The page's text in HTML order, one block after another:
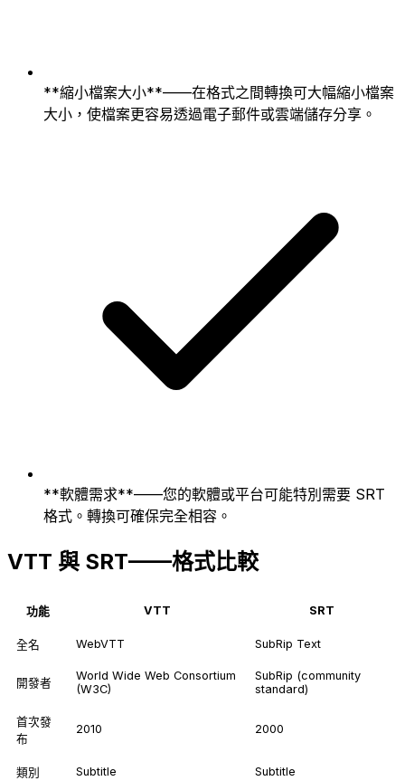
**縮小檔案大小**——在格式之間轉換可大幅縮小檔案
大小，使檔案更容易透過電子郵件或雲端儲存分享。
**軟體需求**——您的軟體或平台可能特別需要 SRT
格式。轉換可確保完全相容。
VTT 與 SRT——格式比較
功能 VTT SRT
全名 WebVTT SubRip Text
開發者
World Wide Web Consortium
(W3C)
SubRip (community
standard)
首次發
布
2010 2000
類別 Subtitle Subtitle